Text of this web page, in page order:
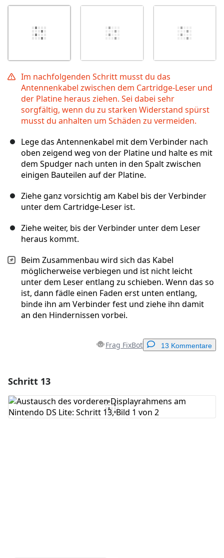
Im nachfolgenden Schritt musst du das
Antennenkabel zwischen dem Cartridge-Leser und
der Platine heraus ziehen. Sei dabei sehr
sorgfältig, wenn du zu starken Widerstand spürst
musst du anhalten um Schäden zu vermeiden.
Lege das Antennenkabel mit dem Verbinder nach
oben zeigend weg von der Platine und halte es mit
dem Spudger nach unten in den Spalt zwischen
einigen Bauteilen auf der Platine.
Ziehe ganz vorsichtig am Kabel bis der Verbinder
unter dem Cartridge-Leser ist.
Ziehe weiter, bis der Verbinder unter dem Leser
heraus kommt.
Beim Zusammenbau wird sich das Kabel
möglicherweise verbiegen und ist nicht leicht
unter dem Leser entlang zu schieben. Wenn das so
ist, dann fädle einen Faden erst unten entlang,
binde ihn am Verbinder fest und ziehe ihn damit
an den Hindernissen vorbei.
Frag FixBot 13 Kommentare
Kommentar hinzufügen
Schritt 13